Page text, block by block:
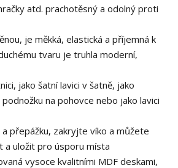
atd. prachotěsný a odolný proti
je měkká, elastická a příjemná k
tvaru je truhla moderní,
jako šatní lavici v šatně, jako
na pohovce nebo jako lavici
přepážku, zakryjte víko a můžete
a uložit pro úsporu místa
vysoce kvalitními MDF deskami,